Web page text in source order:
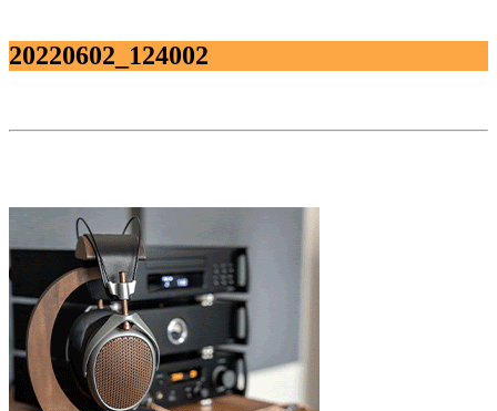
20220602_124002